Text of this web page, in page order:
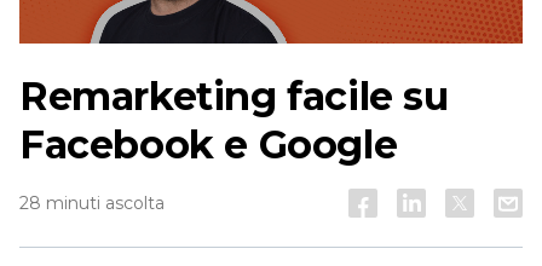
Ascoltare
Remarketing facile su
Facebook e Google
28 minuti ascolta